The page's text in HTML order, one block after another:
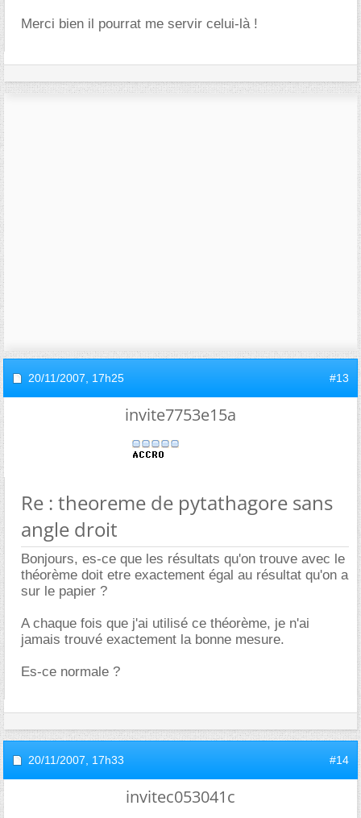
Merci bien il pourrat me servir celui-là !
20/11/2007, 17h25 #13
invite7753e15a
Re : theoreme de pytathagore sans
angle droit
Bonjours, es-ce que les résultats qu'on trouve avec le
théorème doit etre exactement égal au résultat qu'on a
sur le papier ?
A chaque fois que j'ai utilisé ce théorème, je n'ai
jamais trouvé exactement la bonne mesure.
Es-ce normale ?
20/11/2007, 17h33 #14
invitec053041c